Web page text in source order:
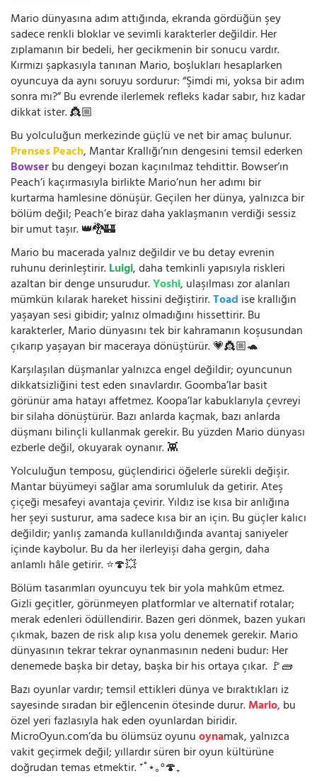
Mario dünyasına adım attığında, ekranda gördüğün şey
sadece renkli bloklar ve sevimli karakterler değildir. Her
zıplamanın bir bedeli, her gecikmenin bir sonucu vardır.
Kırmızı şapkasıyla tanınan Mario, boşlukları hesaplarken
oyuncuya da aynı soruyu sordurur: “Şimdi mi, yoksa bir adım
sonra mı?” Bu evrende ilerlemek refleks kadar sabır, hız kadar
dikkat ister. 👸🏼
Bu yolculuğun merkezinde güçlü ve net bir amaç bulunur.
Prenses Peach, Mantar Krallığı’nın dengesini temsil ederken
Bowserbu dengeyi bozan kaçınılmaz tehdittir. Bowser’ın
Peach’i kaçırmasıyla birlikte Mario’nun her adımı bir
kurtarma hamlesine dönüşür. Geçilen her dünya, yalnızca bir
bölüm değil; Peach’e biraz daha yaklaşmanın verdiği sessiz
bir umut taşır. 👑🐉🏰
Mario bu macerada yalnız değildir ve bu detay evrenin
ruhunu derinleştirir.Luigi, daha temkinli yapısıyla riskleri
azaltan bir denge unsurudur.Yoshi, ulaşılması zor alanları
mümkün kılarak hareket hissini değiştirir.Toad ise krallığın
yaşayan sesi gibidir; yalnız olmadığını hissettirir. Bu
karakterler, Mario dünyasını tek bir kahramanın koşusundan
çıkarıp yaşayan bir maceraya dönüştürür. 💗👸🏼🐢
Karşılaşılan düşmanlar yalnızca engel değildir; oyuncunun
dikkatsizliğini test eden sınavlardır. Goomba’lar basit
görünür ama hatayı affetmez. Koopa’lar kabuklarıyla çevreyi
bir silaha dönüştürür. Bazı anlarda kaçmak, bazı anlarda
düşmanı bilinçli kullanmak gerekir. Bu yüzden Mario dünyası
ezberle değil, okuyarak oynanır. 👾
Yolculuğun temposu, güçlendirici öğelerle sürekli değişir.
Mantar büyümeyi sağlar ama sorumluluk da getirir. Ateş
çiçeği mesafeyi avantaja çevirir. Yıldız ise kısa bir anlığına
her şeyi susturur, ama sadece kısa bir an için. Bu güçler kalıcı
değildir; yanlış zamanda kullanıldığında avantaj saniyeler
içinde kaybolur. Bu da her ilerleyişi daha gergin, daha
anlamlı hâle getirir. ⭐🍄💥
Bölüm tasarımları oyuncuyu tek bir yola mahkûm etmez.
Gizli geçitler, görünmeyen platformlar ve alternatif rotalar;
merak edenleri ödüllendirir. Bazen geri dönmek, bazen yukarı
çıkmak, bazen de risk alıp kısa yolu denemek gerekir. Mario
dünyasının tekrar tekrar oynanmasının nedeni budur: Her
denemede başka bir detay, başka bir his ortaya çıkar. 🚩🧱
Bazı oyunlar vardır; temsil ettikleri dünya ve bıraktıkları iz
sayesinde sıradan bir eğlencenin ötesinde durur.Mario, bu
özel yeri fazlasıyla hak eden oyunlardan biridir.
MicroOyun.com’da bu ölümsüz oyunuoynamak, yalnızca
vakit geçirmek değil; yıllardır süren bir oyun kültürüne
doğrudan temas etmektir. ⁺˚⋆｡°🍄₊